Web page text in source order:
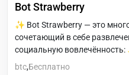
Bot Strawberry
✨ Bot Strawberry — это
сочетающий в себе
социальную
казино с игровой валютой и
btc,Бесплатно